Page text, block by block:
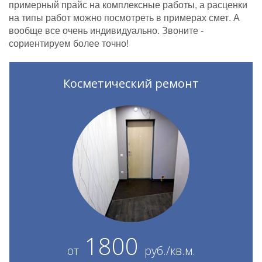
примерный прайс на комплексные работы, а расценки
на типы работ можно посмотреть в примерах смет. А
вообще все очень индивидуально. Звоните -
сориентируем более точно!
Косметический ремонт
от1800 руб./кв.м.